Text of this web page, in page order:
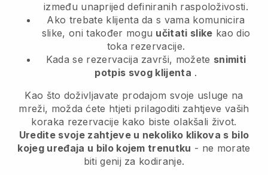
između unaprijed definiranih raspoloživosti.
Ako trebate klijenta da s vama komunicira
slike, oni također mogu učitati slike kao dio
toka rezervacije.
Kada se rezervacija završi, možete snimiti
potpis svog klijenta .
Kao što doživljavate prodajom svoje usluge na
mreži, možda ćete htjeti prilagoditi zahtjeve vaših
koraka rezervacije kako biste olakšali život.
Uredite svoje zahtjeve u nekoliko klikova s bilo
kojeg uređaja u bilo kojem trenutku - ne morate
biti genij za kodiranje.